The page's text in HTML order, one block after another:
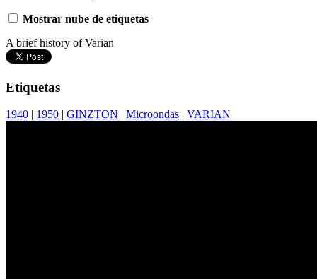
Mostrar nube de etiquetas
A brief history of Varian
Etiquetas
1940 | 1950 | GINZTON | Microondas | VARIAN